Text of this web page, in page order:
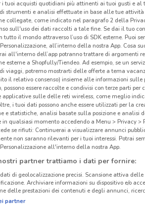
i tuoi acquisti quotidiani più attinenti ai tuoi gusti e al
strumenti e analisi effettuate in base alle tue
collegate, come indicato nel paragrafo 2 della
sull'uso dei dati raccolti a tale fine. Se dai il tuo
tutto il mondo attraverso l’uso di SDK esterne. Puoi
all’interno della nostra App. Cosa
all'interno dell’app potranno trattare di argomenti
esterne a Shopfully/Tiendeo. Ad esempio, se un
viaggi, potremo mostrarti delle offerte a tema
il relativo consenso) insieme alle informazioni
possono essere raccolte e condivisi con terze parti
applicative sulle delle reti wireless, come meglio
i tuoi dati possono anche essere utilizzati per la
e statistiche, analisi basate sulla posizione e analisi
in qualsiasi momento accedendo a Menu > Privacy
se rifiuti: Continuerai a visualizzare annunci
non saranno rilevanti per i tuoi interessi. Potrai
all'interno della nostra App.
partner trattiamo i dati per fornire:
di geolocalizzazione precisi. Scansione attiva
Archiviare informazioni su dispositivo e/o
delle prestazioni dei contenuti e degli annunci,
partner